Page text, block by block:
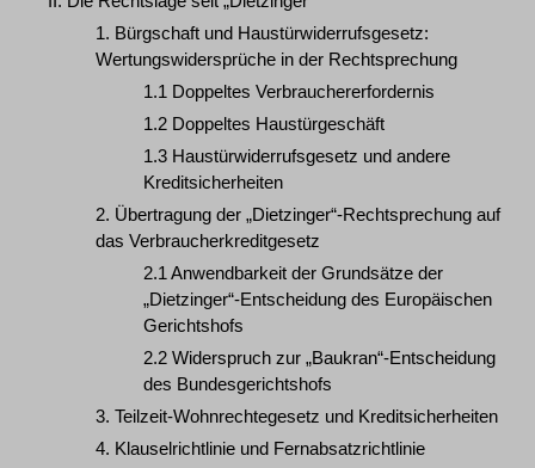
1. Bürgschaft und Haustürwiderrufsgesetz:
Wertungswidersprüche in der Rechtsprechung
1.1 Doppeltes Verbrauchererfordernis
1.2 Doppeltes Haustürgeschäft
1.3 Haustürwiderrufsgesetz und andere
Kreditsicherheiten
2. Übertragung der „Dietzinger“-Rechtsprechung auf
das Verbraucherkreditgesetz
2.1 Anwendbarkeit der Grundsätze der
„Dietzinger“-Entscheidung des Europäischen
Gerichtshofs
2.2 Widerspruch zur „Baukran“-Entscheidung
des Bundesgerichtshofs
3. Teilzeit-Wohnrechtegesetz und Kreditsicherheiten
4. Klauselrichtlinie und Fernabsatzrichtlinie